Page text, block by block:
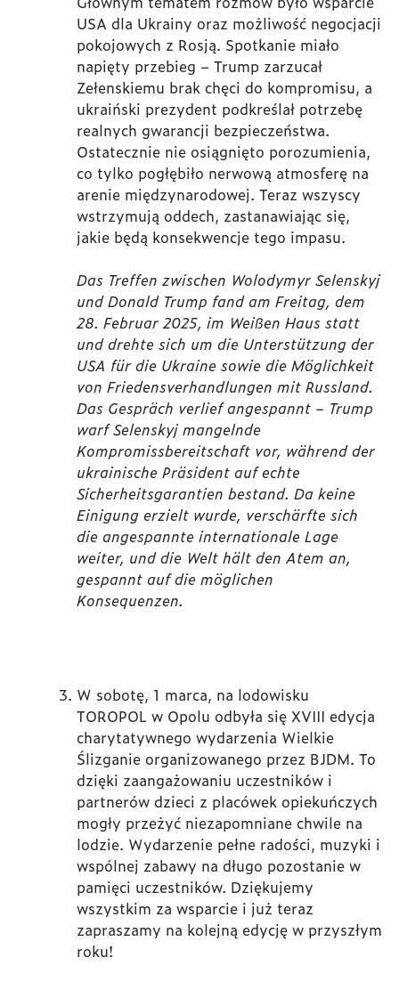
USA dla Ukrainy oraz możliwość negocjacji
pokojowych z Rosją. Spotkanie miało
napięty przebieg – Trump zarzucał
Zełenskiemu brak chęci do kompromisu, a
ukraiński prezydent podkreślał potrzebę
realnych gwarancji bezpieczeństwa.
Ostatecznie nie osiągnięto porozumienia,
co tylko pogłębiło nerwową atmosferę na
arenie międzynarodowej. Teraz wszyscy
wstrzymują oddech, zastanawiając się,
jakie będą konsekwencje tego impasu.
Das Treffen zwischen Wolodymyr Selenskyj
und Donald Trump fand am Freitag, dem
28. Februar 2025, im Weißen Haus statt
und drehte sich um die Unterstützung der
USA für die Ukraine sowie die Möglichkeit
von Friedensverhandlungen mit Russland.
Das Gespräch verlief angespannt – Trump
warf Selenskyj mangelnde
Kompromissbereitschaft vor, während der
ukrainische Präsident auf echte
Sicherheitsgarantien bestand. Da keine
Einigung erzielt wurde, verschärfte sich
die angespannte internationale Lage
weiter, und die Welt hält den Atem an,
gespannt auf die möglichen
Konsequenzen.
W sobotę, 1 marca, na lodowisku
TOROPOL w Opolu odbyła się XVIII edycja
charytatywnego wydarzenia Wielkie
Ślizganie organizowanego przez BJDM. To
dzięki zaangażowaniu uczestników i
partnerów dzieci z placówek opiekuńczych
mogły przeżyć niezapomniane chwile na
lodzie. Wydarzenie pełne radości, muzyki i
wspólnej zabawy na długo pozostanie w
pamięci uczestników. Dziękujemy
wszystkim za wsparcie i już teraz
zapraszamy na kolejną edycję w przyszłym
roku!